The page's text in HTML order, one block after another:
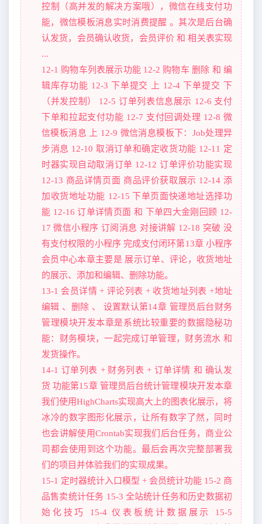
控制（高并发的解决方案哦），微信在线支付功
能，微信模板消息实时消费提醒 。其次是后台确
认发货，会员确认收货，会员评价 和 相关表实现
...
12-1 购物车列表展示功能 12-2 购物车 删除 和 编
辑库存功能 12-3 下单提交 上 12-4 下单提交 下
（并发控制） 12-5 订单列表信息展示 12-6 支付
下单和拉起支付功能 12-7 支付回调处理 12-8 微
信模板消息 上 12-9 微信消息模板下：Job处理异
步消息 12-10 取消订单和确定收货功能 12-11 定
时器实现自动取消订单 12-12 订单评价功能实现
12-13 商品详情页面 商品评价获取展示 12-14 添
加收货地址功能 12-15 下单页面快递地址选择功
能 12-16 订单详情页面 和 下单四大金刚回顾 12-
17 微信小程序 订阅消息 对接讲解 12-18 突破 没
有支付权限的小程序 完成支付闭环第13章 小程序
会员中心本章主要是 展示订单、评论，收货地址
的展示、添加和编辑、删除功能。
13-1 会员详情 + 评论列表 + 收货地址列表 +地址
编辑 、删除 、 设置默认第14章 管理员后台财务
管理模块开发本章是系统比较重要的数据隐秘功
能：财务模块，一起完成订单管理，财务流水 和
发货操作。
14-1 订单列表 + 财务列表 + 订单详情 和 确认发
货 功能第15章 管理员后台统计管理模块开发本章
我们使用HighCharts实现高大上的图表化展示，将
冰冷的数字图形化展示，让所有数字了然，同时
也会讲解使用Crontab实现我们后台任务，商业公
司都会使用到这个功能。最后会再次完整部署我
们的项目并体验我们的实现成果。
15-1 定时器统计入口模型 + 会员统计功能 15-2 商
品售卖统计任务 15-3 全站统计任务和历史数据初
始化技巧 15-4 仪表板统计数据展示 15-5